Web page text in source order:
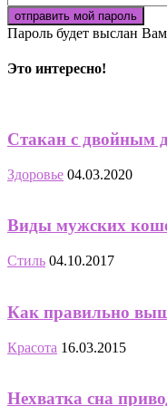
Пароль будет выслан
Это интересно!
Стакан с двойным
Здоровье 04.03.2020
Виды мужских
Стиль 04.10.2017
Как правильно
Красота 16.03.2015
Нехватка сна